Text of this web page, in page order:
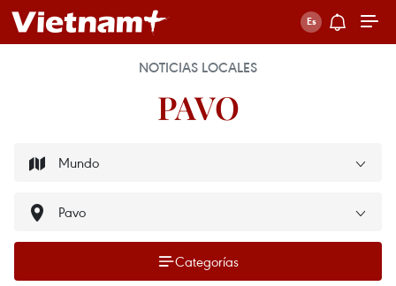
NOTICIAS LOCALES
PAVO
Categorías